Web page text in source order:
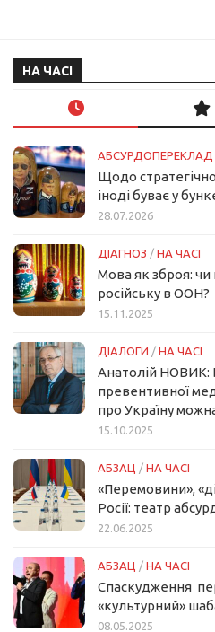
НА ЧАСІ
АБСУРДОПЕРЕКЛАД
Щодо
іноді буває у
28.07.2026
ДІАГНОЗ / НА ЧАСІ
Мова як зброя: чи
російську в ООН?
15.11.2025
ДІАЛОГИ / НА ЧАСІ
Анатолій НОВИК:
превентивної
про Україну
15.10.2025
АБЗАЦ / НА ЧАСІ
«Перемовини»,
Росії: театр
22.06.2025
АБЗАЦ / НА ЧАСІ
Спаскудження
«культурний»
08.05.2025